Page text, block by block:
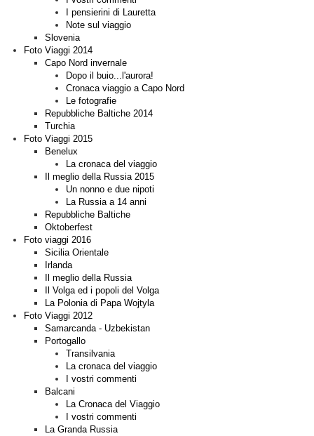
I pensierini di Lauretta
Note sul viaggio
Slovenia
Foto Viaggi 2014
Capo Nord invernale
Dopo il buio...l'aurora!
Cronaca viaggio a Capo Nord
Le fotografie
Repubbliche Baltiche 2014
Turchia
Foto Viaggi 2015
Benelux
La cronaca del viaggio
Il meglio della Russia 2015
Un nonno e due nipoti
La Russia a 14 anni
Repubbliche Baltiche
Oktoberfest
Foto viaggi 2016
Sicilia Orientale
Irlanda
Il meglio della Russia
Il Volga ed i popoli del Volga
La Polonia di Papa Wojtyla
Foto Viaggi 2012
Samarcanda - Uzbekistan
Portogallo
Transilvania
La cronaca del viaggio
I vostri commenti
Balcani
La Cronaca del Viaggio
I vostri commenti
La Granda Russia